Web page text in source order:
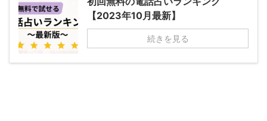
【2023年10月最新】
続きを見る